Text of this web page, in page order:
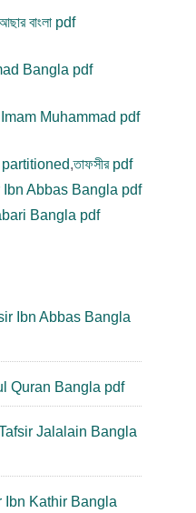
বাংলা pdf
Bangla pdf
Imam Muhammad pdf
partitioned,তাফসীর pdf
Ibn Abbas Bangla pdf
Bangla pdf
Ibn Abbas Bangla
Quran Bangla pdf
Tafsir Jalalain Bangla
Ibn Kathir Bangla